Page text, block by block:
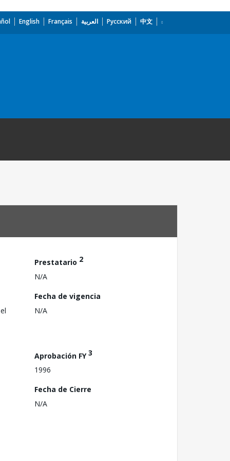
English Français العربية Русский 中文
Prestatario 2
N/A
Fecha de vigencia
N/A
Aprobación FY3
1996
Fecha de Cierre
N/A